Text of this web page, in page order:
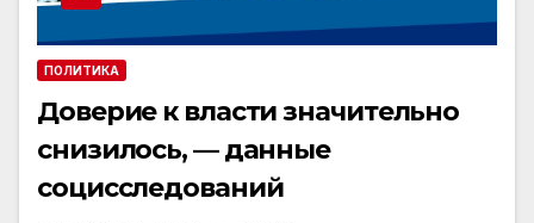
ПОЛИТИКА
Доверие к власти значительно
снизилось, — данные
социсследований